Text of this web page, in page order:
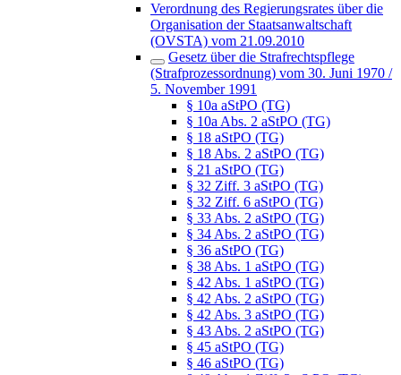
Verordnung des Regierungsrates über die
Organisation der Staatsanwaltschaft
(OVSTA) vom 21.09.2010
Gesetz über die Strafrechtspflege
(Strafprozessordnung) vom 30. Juni 1970 /
5. November 1991
§ 10a aStPO (TG)
§ 10a Abs. 2 aStPO (TG)
§ 18 aStPO (TG)
§ 18 Abs. 2 aStPO (TG)
§ 21 aStPO (TG)
§ 32 Ziff. 3 aStPO (TG)
§ 32 Ziff. 6 aStPO (TG)
§ 33 Abs. 2 aStPO (TG)
§ 34 Abs. 2 aStPO (TG)
§ 36 aStPO (TG)
§ 38 Abs. 1 aStPO (TG)
§ 42 Abs. 1 aStPO (TG)
§ 42 Abs. 2 aStPO (TG)
§ 42 Abs. 3 aStPO (TG)
§ 43 Abs. 2 aStPO (TG)
§ 45 aStPO (TG)
§ 46 aStPO (TG)